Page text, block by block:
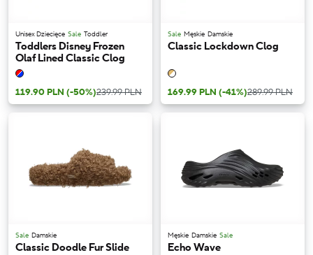
Unisex Dziecięce Sale Toddler
Toddlers Disney Frozen
Olaf Lined Classic Clog
119.90 PLN (-50%)239.99 PLN
Sale Męskie Damskie
Classic Lockdown Clog
169.99 PLN (-41%)289.99 PLN
Sale Damskie
Classic Doodle Fur Slide
Męskie Damskie Sale
Echo Wave